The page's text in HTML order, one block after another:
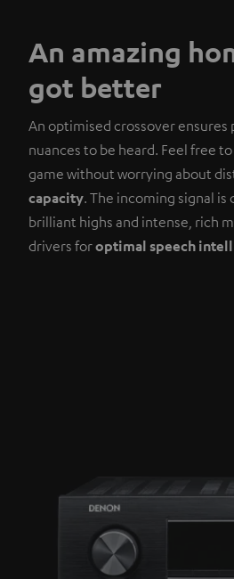
An amazing
got better
An optimised crossover
nuances to be heard. Feel free
game without worrying about
capacity. The incoming signal
brilliant highs and intense, rich
drivers foroptimal speech